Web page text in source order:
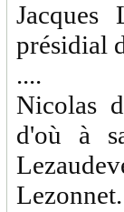
Jacques
présidial
....
Nicolas
d'où à
Lezonnet.